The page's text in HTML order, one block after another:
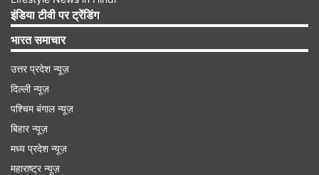
पीसीटी 48.15 का है। सीरीज का इसी के साथ समापन हो
गया है।
इंडिया टीवी पर ट्रेंडिंग
भारत समाचार
उत्तर प्रदेश न्यूज़
दिल्ली न्यूज़
पश्चिम बंगाल न्यूज़
बिहार न्यूज़
मध्य प्रदेश न्यूज़
महाराष्ट्र न्यूज़